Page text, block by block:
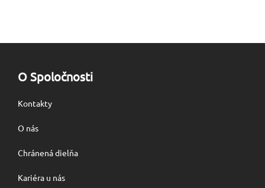
O Spoločnosti
Kontakty
O nás
Chránená dielňa
Kariéra u nás